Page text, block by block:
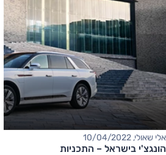
אלי שאולי, 10/04/2022
הונגצ'י בישראל – התכניות